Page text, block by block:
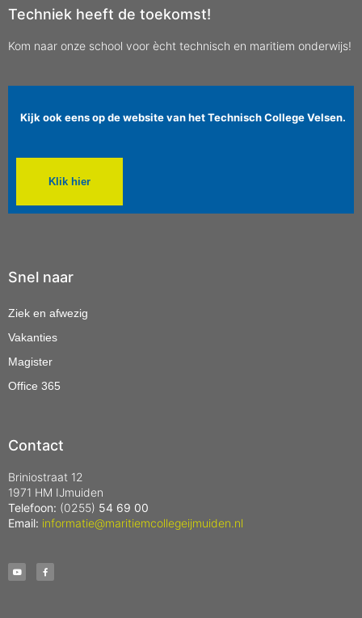
Techniek heeft de toekomst!
Kom naar onze school voor ècht technisch en maritiem onderwijs!
Kijk ook eens op de website van het Technisch College Velsen.
Klik hier
Snel naar
Ziek en afwezig
Vakanties
Magister
Office 365
Contact
Briniostraat 12
1971 HM IJmuiden
Telefoon: (0255) 54 69 00
Email: informatie@maritiemcollegeijmuiden.nl